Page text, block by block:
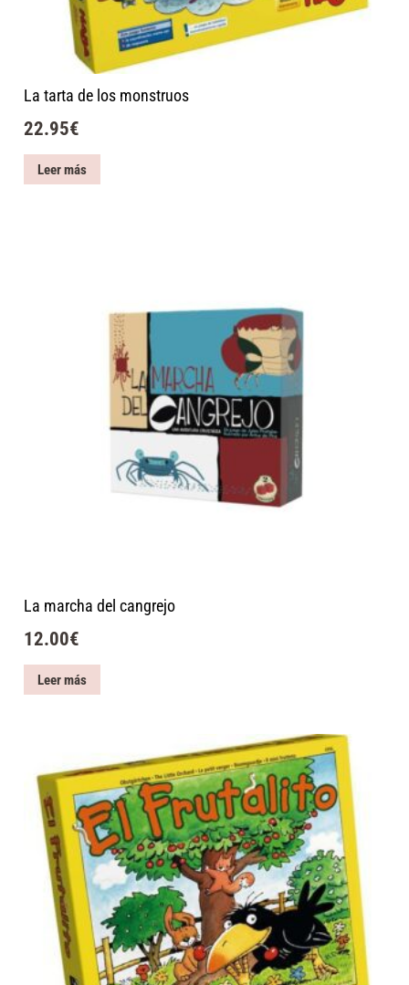
La tarta de los monstruos
22.95€
Leer más
La marcha del cangrejo
12.00€
Leer más